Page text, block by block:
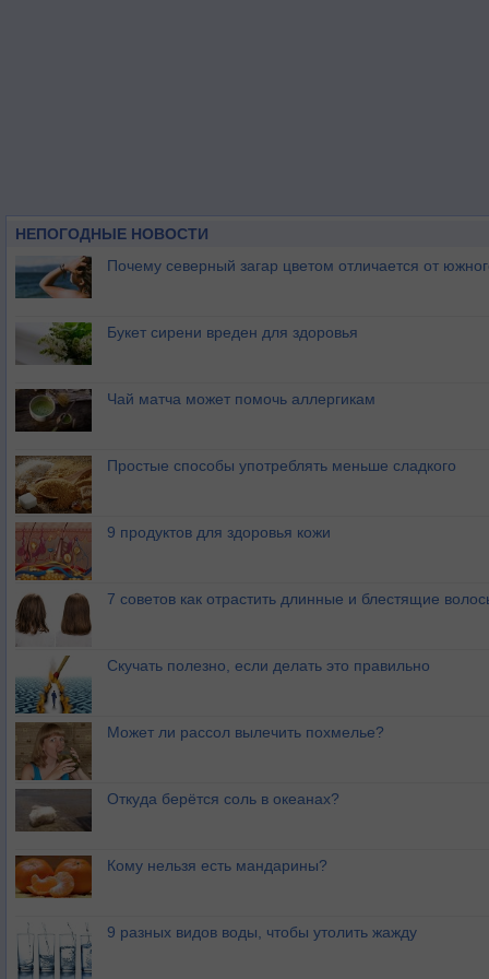
НЕПОГОДНЫЕ НОВОСТИ
Почему северный загар цветом отличается от
Букет сирени вреден для здоровья
Чай матча может помочь аллергикам
Простые способы употреблять меньше сладкого
9 продуктов для здоровья кожи
7 советов как отрастить длинные и блестящие
Скучать полезно, если делать это правильно
Может ли рассол вылечить похмелье?
Откуда берётся соль в океанах?
Кому нельзя есть мандарины?
9 разных видов воды, чтобы утолить жажду